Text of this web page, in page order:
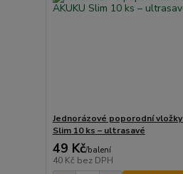
Jednorázové poporodní
Slim 10 ks – ultrasavé
49 Kč/balení
40 Kč bez DPH